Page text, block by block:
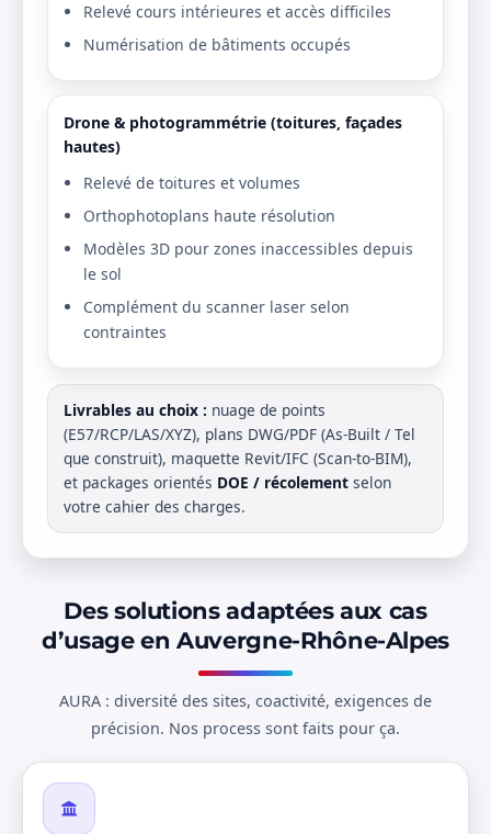
Relevé cours intérieures et accès difficiles
Numérisation de bâtiments occupés
Drone & photogrammétrie (toitures, façades
hautes)
Relevé de toitures et volumes
Orthophotoplans haute résolution
Modèles 3D pour zones inaccessibles depuis
le sol
Complément du scanner laser selon
contraintes
Livrables au choix : nuage de points
(E57/RCP/LAS/XYZ), plans DWG/PDF (As-Built / Tel
que construit), maquette Revit/IFC (Scan-to-BIM),
et packages orientés DOE / récolement selon
votre cahier des charges.
Des solutions adaptées aux cas
d’usage en Auvergne-Rhône-Alpes
AURA : diversité des sites, coactivité, exigences de
précision. Nos process sont faits pour ça.